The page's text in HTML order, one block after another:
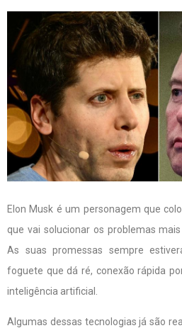
Elon Musk é um personagem que
que vai solucionar os problemas
As suas promessas sempre
foguete que dá ré, conexão rápida
inteligência artificial.
Algumas dessas tecnologias já são